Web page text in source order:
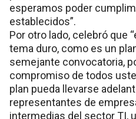
esperamos poder
establecidos”.
Por otro lado, celebró que
tema duro, como es un
semejante convocatoria,
compromiso de todos
plan pueda llevarse
representantes de
intermedias del sector TI,